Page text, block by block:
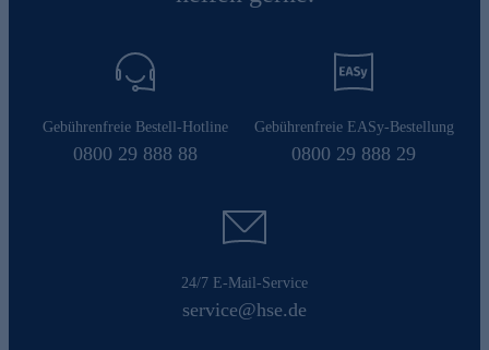
Gebührenfreie Bestell-Hotline
0800 29 888 88
Gebührenfreie EASy-Bestellung
0800 29 888 29
24/7 E-Mail-Service
service@hse.de